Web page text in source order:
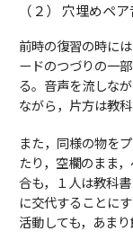
（２） 穴埋めペ
前時の復習の時に
ードのつづりの一
る。音声を流しな
ながら，片方は教
また，同様の物を
たり，空欄のまま
合も，１人は教科
に交代することに
活動しても，あま